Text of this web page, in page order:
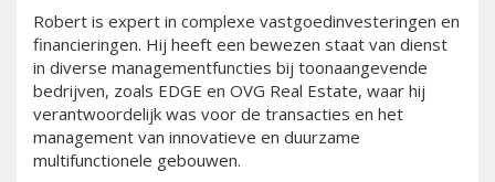
Robert is expert in complexe vastgoedinvesteringen en
financieringen. Hij heeft een bewezen staat van dienst
in diverse managementfuncties bij toonaangevende
bedrijven, zoals EDGE en OVG Real Estate, waar hij
verantwoordelijk was voor de transacties en het
management van innovatieve en duurzame
multifunctionele gebouwen.